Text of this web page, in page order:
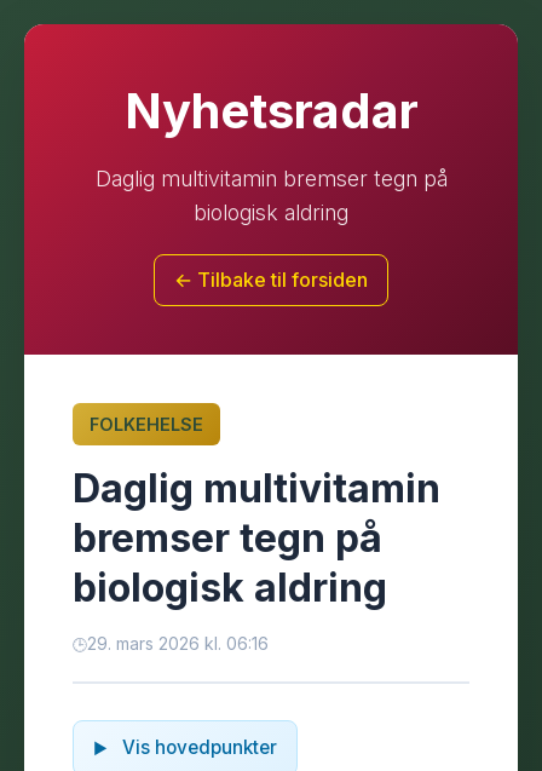
Nyhetsradar
Daglig multivitamin bremser tegn på
biologisk aldring
← Tilbake til forsiden
FOLKEHELSE
Daglig multivitamin
bremser tegn på
biologisk aldring
29. mars 2026 kl. 06:16
Vis hovedpunkter